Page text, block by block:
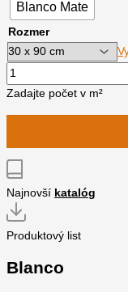
Blanco Mate
Rozmer
Zadajte počet v m²
Najnovší katalóg
Produktový list
Blanco